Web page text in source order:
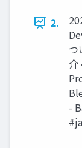
2.
つ
介
-